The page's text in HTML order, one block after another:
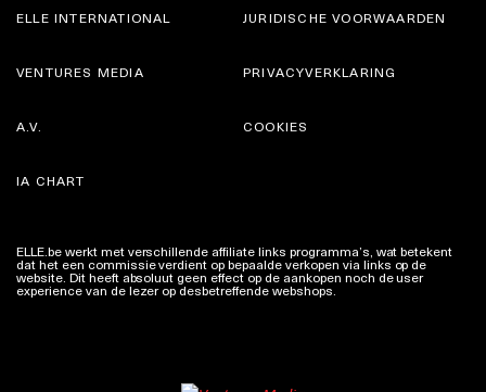
ELLE INTERNATIONAL
VENTURES MEDIA
JURIDISCHE VOORWAARDEN
PRIVACYVERKLARING
A.V.
IA CHART
COOKIES
ELLE.be werkt met verschillende affiliate links programma’s, wat betekent
dat het een commissie verdient op bepaalde verkopen via links op de
website. Dit heeft absoluut geen effect op de aankopen noch de user
experience van de lezer op desbetreffende webshops.